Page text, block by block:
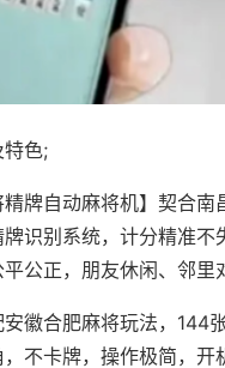
色;
精牌自动麻将机】契合
识别系统，计分精准
公正，朋友休闲、邻里
徽合肥麻将玩法，144
不卡牌，操作极简，